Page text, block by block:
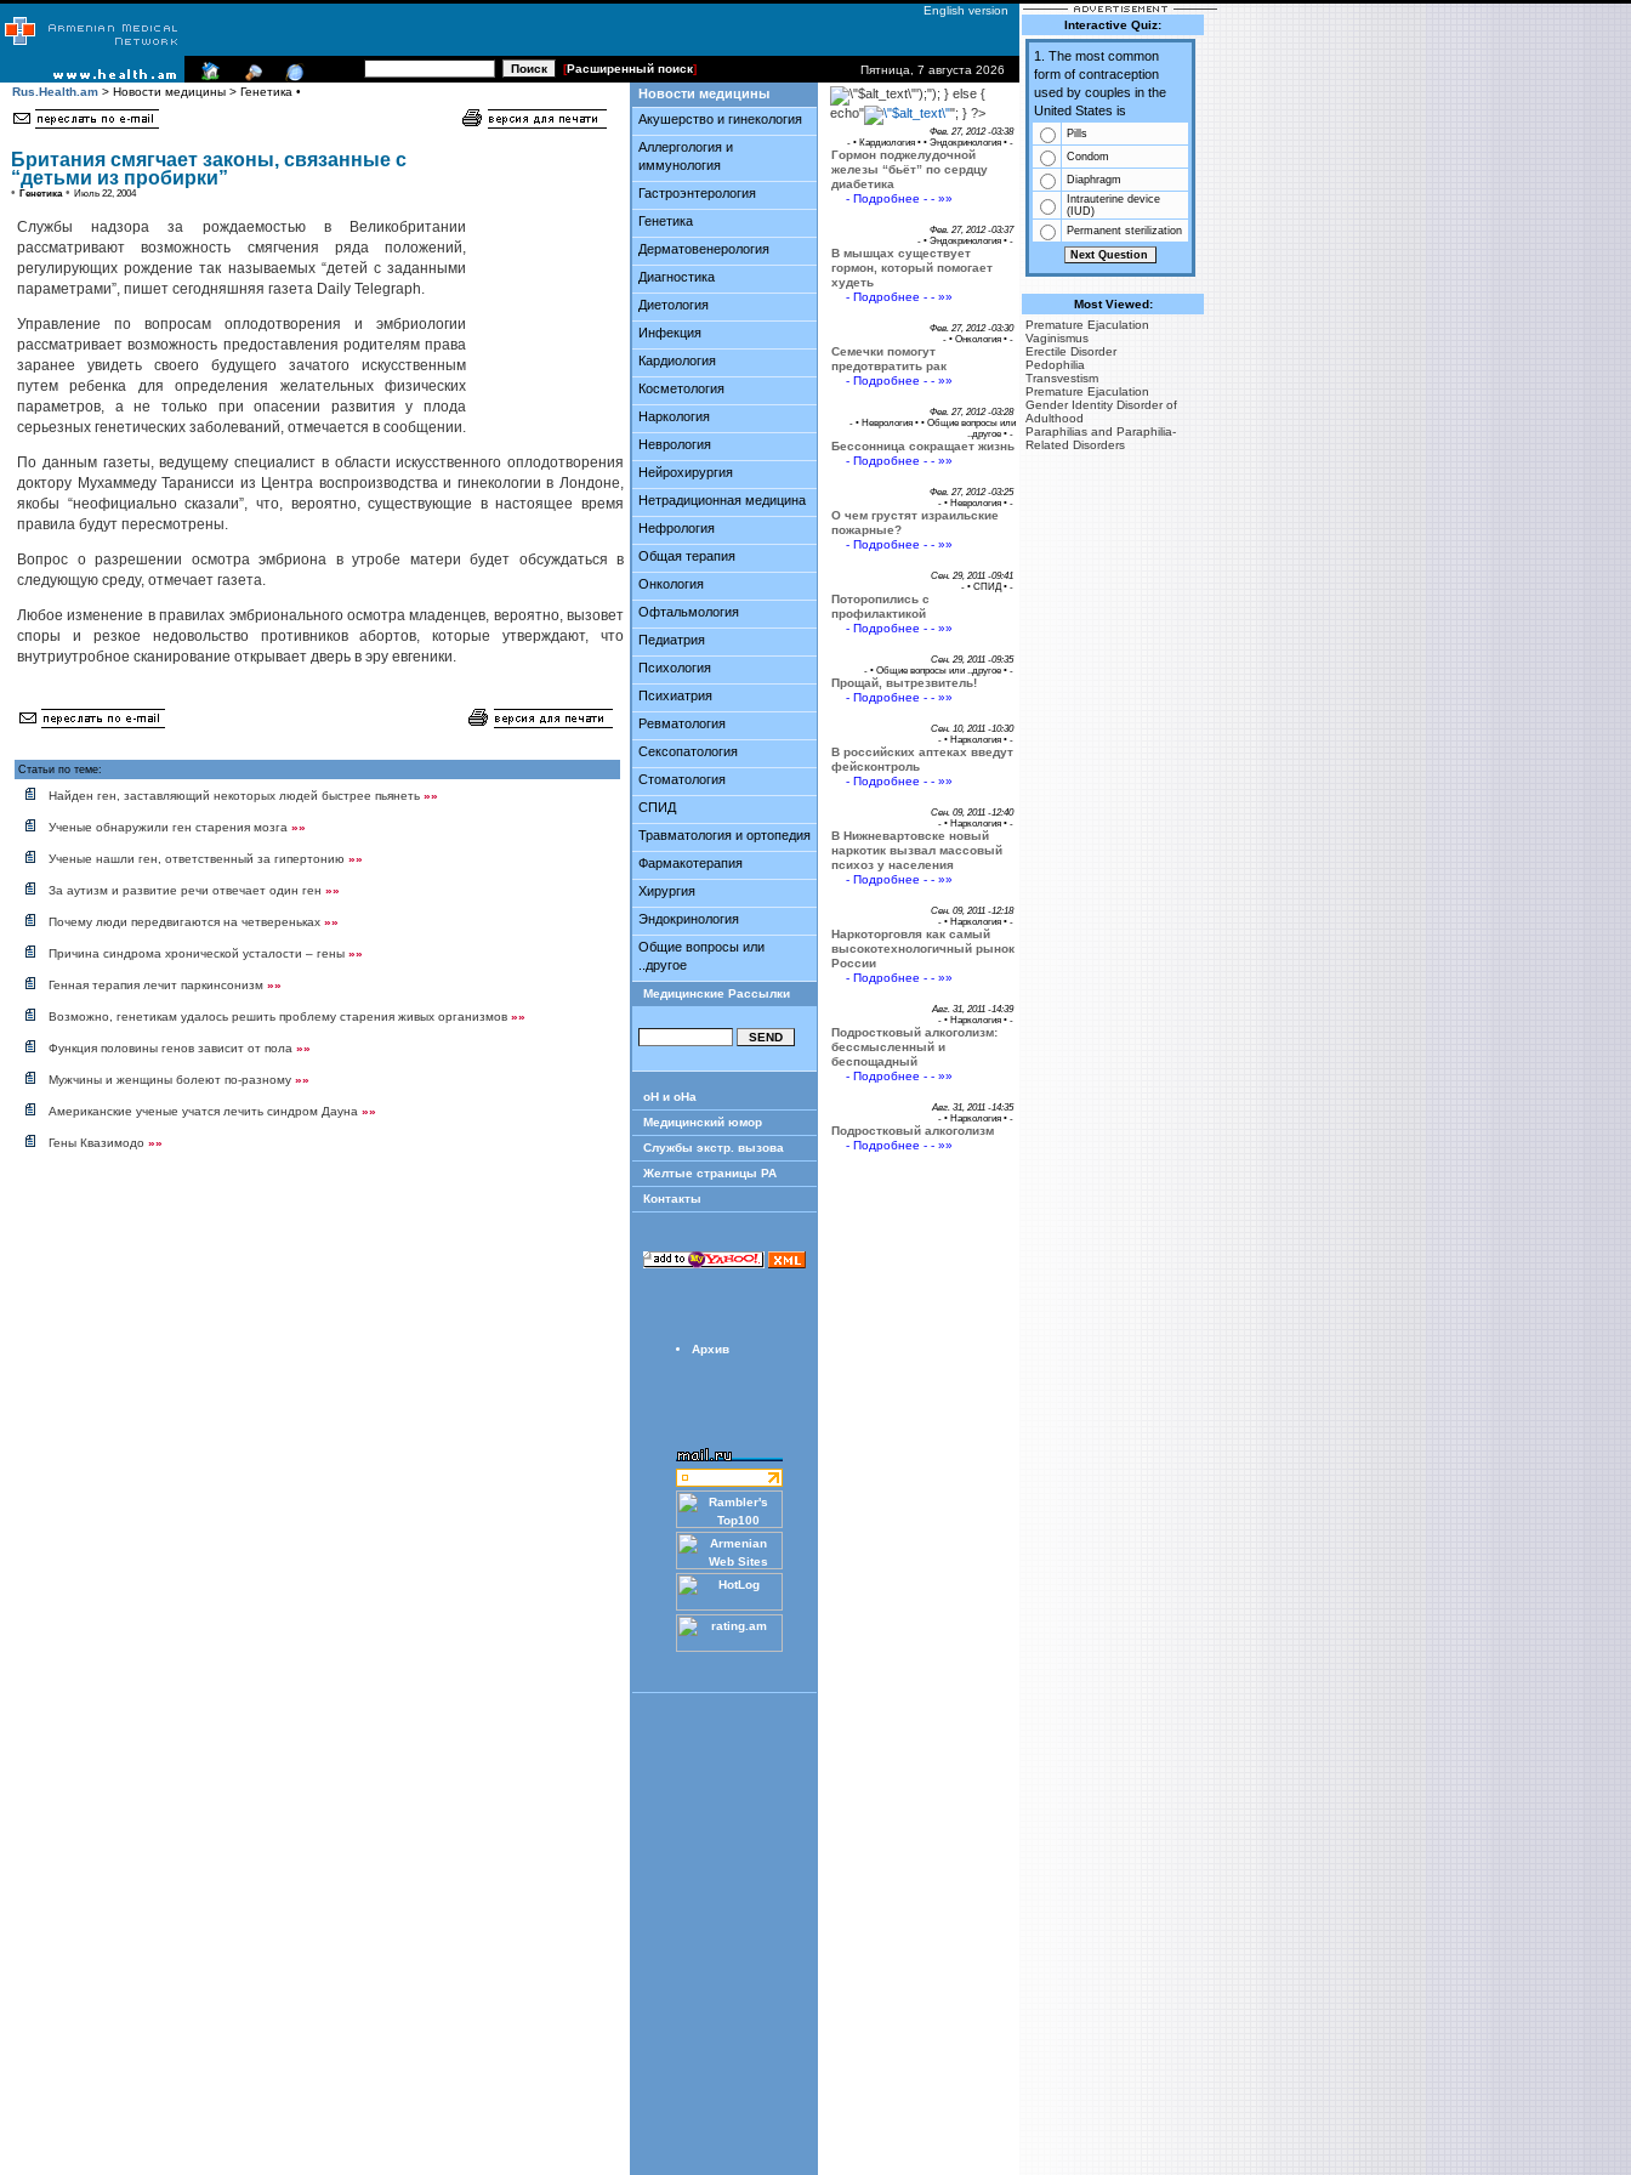
English version
Пятница, 7 августа 2026
Rus.Health.am > Новости медицины > Генетика •
Британия смягчает законы, связанные с
“детьми из пробирки”
• Генетика • Июль 22, 2004
Службы надзора за рождаемостью в Великобритании
рассматривают возможность смягчения ряда положений,
регулирующих рождение так называемых “детей с заданными
параметрами”, пишет сегодняшняя газета Daily Telegraph.
Управление по вопросам оплодотворения и эмбриологии
рассматривает возможность предоставления родителям права
заранее увидеть своего будущего зачатого искусственным
путем ребенка для определения желательных физических
параметров, а не только при опасении развития у плода
серьезных генетических заболеваний, отмечается в сообщении.
По данным газеты, ведущему специалист в области искусственного оплодотворения
доктору Мухаммеду Таранисси из Центра воспроизводства и гинекологии в Лондоне,
якобы “неофициально сказали”, что, вероятно, существующие в настоящее время
правила будут пересмотрены.
Вопрос о разрешении осмотра эмбриона в утробе матери будет обсуждаться в
следующую среду, отмечает газета.
Любое изменение в правилах эмбрионального осмотра младенцев, вероятно, вызовет
споры и резкое недовольство противников абортов, которые утверждают, что
внутриутробное сканирование открывает дверь в эру евгеники.
Статьи по теме:
Найден ген, заставляющий некоторых людей быстрее пьянеть »»
Ученые обнаружили ген старения мозга »»
Ученые нашли ген, ответственный за гипертонию »»
За аутизм и развитие речи отвечает один ген »»
Почему люди передвигаются на четвереньках »»
Причина синдрома хронической усталости – гены »»
Генная терапия лечит паркинсонизм »»
Возможно, генетикам удалось решить проблему старения живых организмов »»
Функция половины генов зависит от пола »»
Мужчины и женщины болеют по-разному »»
Американские ученые учатся лечить синдром Дауна »»
Гены Квазимодо »»
Новости медицины
Акушерство и гинекология
Аллергология и
иммунология
Гастроэнтерология
Генетика
Дерматовенерология
Диагностика
Диетология
Инфекция
Кардиология
Косметология
Наркология
Неврология
Нейрохирургия
Нетрадиционная медицина
Нефрология
Общая терапия
Онкология
Офтальмология
Педиатрия
Психология
Психиатрия
Ревматология
Сексопатология
Стоматология
СПИД
Травматология и ортопедия
Фармакотерапия
Хирургия
Эндокринология
Общие вопросы или
..другое
Медицинские Рассылки
оН и оНа
Медицинский юмор
Службы экстр. вызова
Желтые страницы РА
Контакты
Архив
[Расширенный поиск]
Interactive Quiz:
1. The most common
form of contraception
used by couples in the
United States is
Pills
Condom
Diaphragm
Intrauterine device
(IUD)
Permanent sterilization
Most Viewed:
Premature Ejaculation
Vaginismus
Erectile Disorder
Pedophilia
Transvestism
Premature Ejaculation
Gender Identity Disorder of
Adulthood
Paraphilias and Paraphilia-
Related Disorders
');"); } else {
echo"
"; } ?>
Фев. 27, 2012 -03:38
- • Кардиология • • Эндокринология • -
Гормон поджелудочной
железы “бьёт” по сердцу
диабетика
- Подробнее - - »»
Фев. 27, 2012 -03:37
- • Эндокринология • -
В мышцах существует
гормон, который помогает
худеть
- Подробнее - - »»
Фев. 27, 2012 -03:30
- • Онкология • -
Семечки помогут
предотвратить рак
- Подробнее - - »»
Фев. 27, 2012 -03:28
- • Неврология • • Общие вопросы или
..другое • -
Бессонница сокращает жизнь
- Подробнее - - »»
Фев. 27, 2012 -03:25
- • Неврология • -
О чем грустят израильские
пожарные?
- Подробнее - - »»
Сен. 29, 2011 -09:41
- • СПИД• -
Поторопились с
профилактикой
- Подробнее - - »»
Сен. 29, 2011 -09:35
- • Общие вопросы или ..другое • -
Прощай, вытрезвитель!
- Подробнее - - »»
Сен. 10, 2011 -10:30
- • Наркология • -
В российских аптеках введут
фейсконтроль
- Подробнее - - »»
Сен. 09, 2011 -12:40
- • Наркология • -
В Нижневартовске новый
наркотик вызвал массовый
психоз у населения
- Подробнее - - »»
Сен. 09, 2011 -12:18
- • Наркология • -
Наркоторговля как самый
высокотехнологичный рынок
России
- Подробнее - - »»
Авг. 31, 2011 -14:39
- • Наркология • -
Подростковый алкоголизм:
бессмысленный и
беспощадный
- Подробнее - - »»
Авг. 31, 2011 -14:35
- • Наркология • -
Подростковый алкоголизм
- Подробнее - - »»